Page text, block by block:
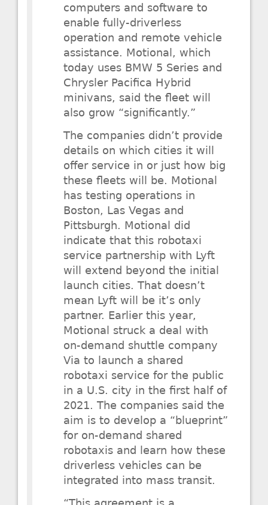
computers and software to
enable fully-driverless
operation and remote vehicle
assistance. Motional, which
today uses BMW 5 Series and
Chrysler Pacifica Hybrid
minivans, said the fleet will
also grow “significantly.”
The companies didn’t provide
details on which cities it will
offer service in or just how big
these fleets will be. Motional
has testing operations in
Boston, Las Vegas and
Pittsburgh. Motional did
indicate that this robotaxi
service partnership with Lyft
will extend beyond the initial
launch cities. That doesn’t
mean Lyft will be it’s only
partner. Earlier this year,
Motional struck a deal with
on-demand shuttle company
Via to launch a shared
robotaxi service for the public
in a U.S. city in the first half of
2021. The companies said the
aim is to develop a “blueprint”
for on-demand shared
robotaxis and learn how these
driverless vehicles can be
integrated into mass transit.